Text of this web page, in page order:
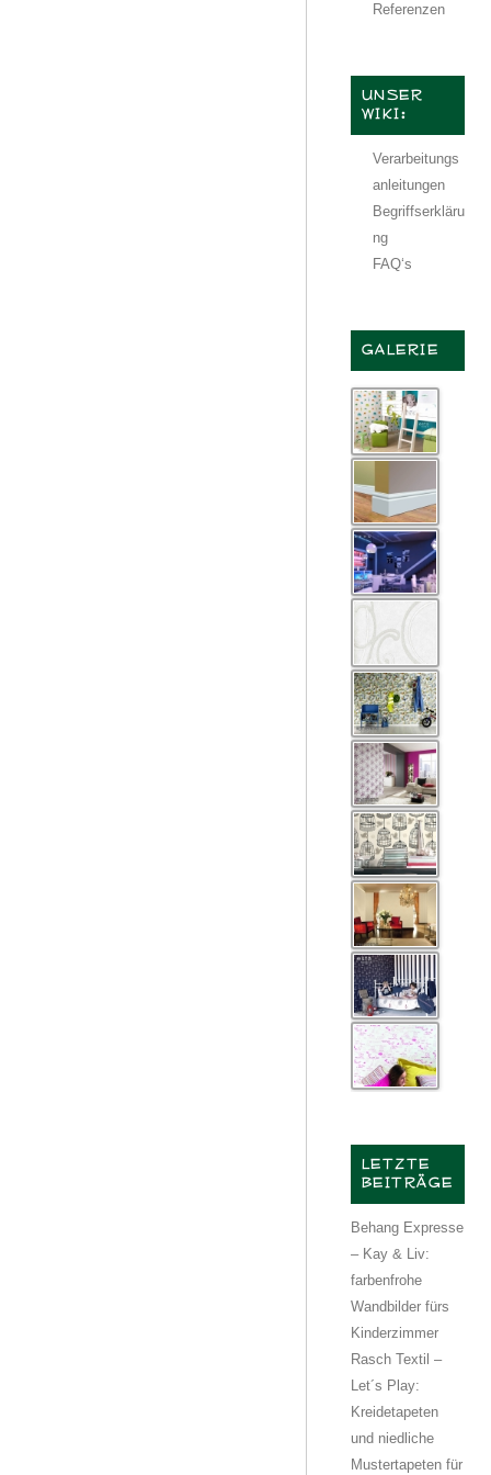
Referenzen
UNSER
WIKI:
Verarbeitungs
anleitungen
Begriffserkläru
ng
FAQ‘s
GALERIE
LETZTE
BEITRÄGE
Behang Expresse
– Kay & Liv:
farbenfrohe
Wandbilder fürs
Kinderzimmer
Rasch Textil –
Let´s Play:
Kreidetapeten
und niedliche
Mustertapeten für